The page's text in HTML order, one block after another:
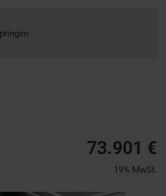
73.901 €
19% MwSt.